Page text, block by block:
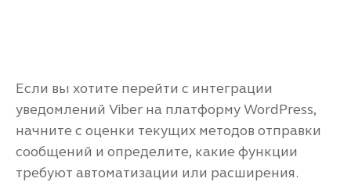
Если вы хотите перейти с интеграции
уведомлений Viber на платформу WordPress,
начните с оценки текущих методов отправки
сообщений и определите, какие функции
требуют автоматизации или расширения.